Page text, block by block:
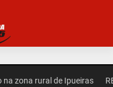
zona rural de Ipueiras